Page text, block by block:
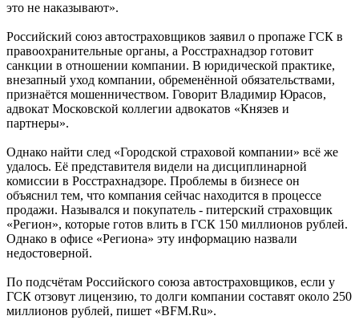
это не наказывают».
Российский союз автостраховщиков заявил о пропаже ГСК в
правоохранительные органы, а Росстрахнадзор готовит
санкции в отношении компании. В юридической практике,
внезапный уход компании, обременённой обязательствами,
признаётся мошенничеством. Говорит Владимир Юрасов,
адвокат Московской коллегии адвокатов «Князев и
партнеры».
Однако найти след «Городской страховой компании» всё же
удалось. Её представителя видели на дисциплинарной
комиссии в Росстрахнадзоре. Проблемы в бизнесе он
объяснил тем, что компания сейчас находится в процессе
продажи. Назывался и покупатель - питерский страховщик
«Регион», которые готов влить в ГСК 150 миллионов рублей.
Однако в офисе «Региона» эту информацию назвали
недостоверной.
По подсчётам Российского союза автостраховщиков, если у
ГСК отзовут лицензию, то долги компании составят около 250
миллионов рублей, пишет «BFM.Ru».